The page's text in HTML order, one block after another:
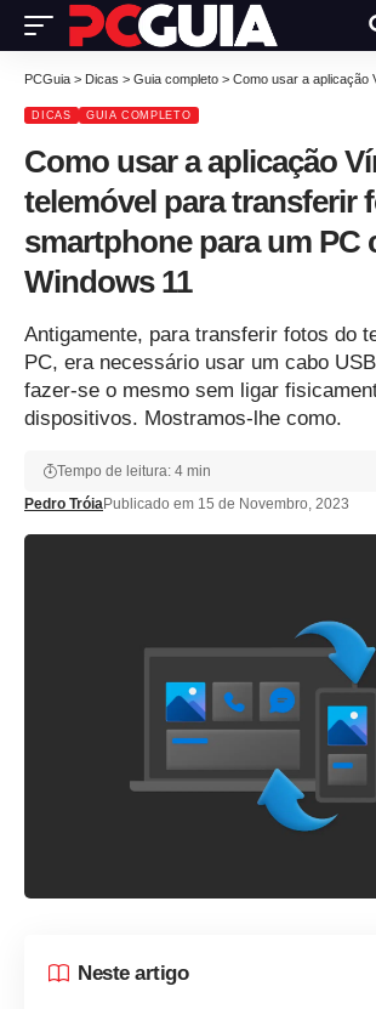
PCGuia > Dicas > Guia completo > Como usar a aplicação Vínculo ao telemóvel para
DICAS GUIA COMPLETO
Como usar a aplicação
telemóvel para transferir
smartphone para um PC
Windows 11
Antigamente, para transferir fotos do
PC, era necessário usar um cabo
fazer-se o mesmo sem ligar
dispositivos. Mostramos-lhe como.
Pedro TróiaPublicado em 15 de Novembro, 2023
Tempo de leitura: 4 min
Neste artigo